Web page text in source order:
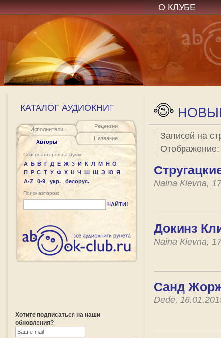
О КЛУБЕ
КАТАЛОГ АУДИОКНИГ
Исполнители
Авторы
Рецензии
Название
Список авторов на букву:
А Б В Г Д Е Ж З И К Л М Н О
П Р С Т У Ф Х Ц Ч Ш Щ Э Ю Я
A-Z
0-9 укр. белорус.
Поиск авторов:
НАЙТИ!
Хотите подписаться на наши
обновления?
Записей на
Отображение:
Naina Kievna,
Докинз
Naina Kievna,
Санд
Dede,